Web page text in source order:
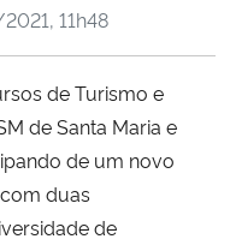
Comunicações
11h48
de Turismo e
de Santa Maria e
de um novo
duas
de